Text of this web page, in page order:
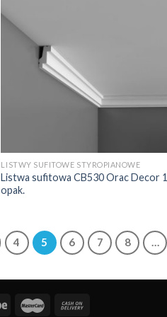
LISTWY SUFITOWE STYROPIANOWE
Listwa sufitowa CB530 Orac Decor 1
opak.
4 5 6 7 8 …